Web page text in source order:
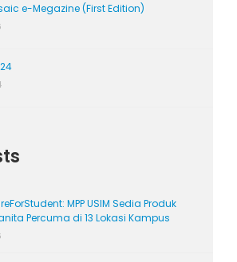
e-Megazine (First Edition)
MPP USIM Sedia Produk
Percuma di 13 Lokasi Kampus